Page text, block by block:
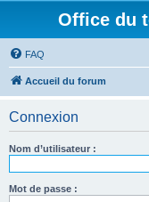
Office du
FAQ
Accueil du forum
Connexion
Nom d’utilisateur :
Mot de passe :